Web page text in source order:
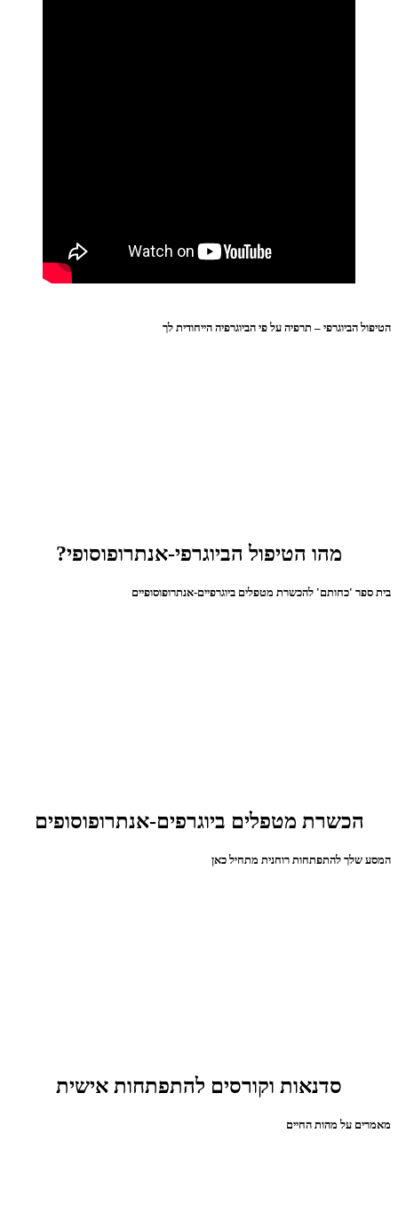
הטיפול הביוגרפי – תרפיה על פי הביוגרפיה הייחודית לך
מהו הטיפול הביוגרפי-אנתרופוסופי?
בית ספר 'כחותם' להכשרת מטפלים ביוגרפיים-אנתרופוסופיים
הכשרת מטפלים ביוגרפים-אנתרופוסופים
המסע שלך להתפתחות רוחנית מתחיל כאן
סדנאות וקורסים להתפתחות אישית
מאמרים על מהות החיים